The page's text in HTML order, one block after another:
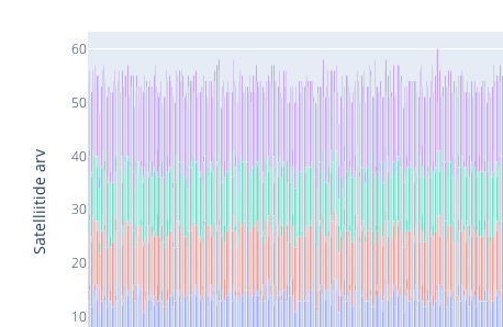
10
20
30
40
50
60
Satelliitide arv